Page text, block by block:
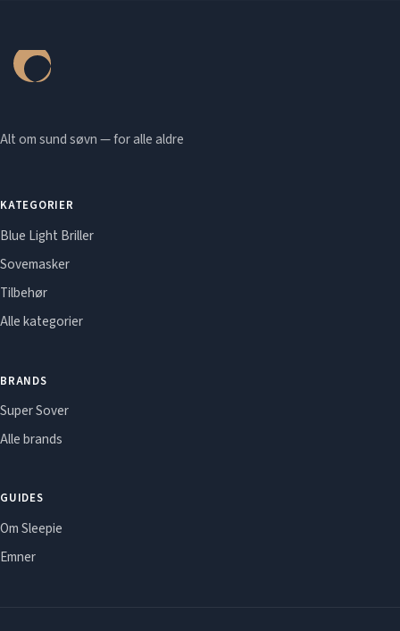
Alt om sund søvn — for alle aldre
KATEGORIER
Blue Light Briller
Sovemasker
Tilbehør
Alle kategorier
BRANDS
Super Sover
Alle brands
GUIDES
Om Sleepie
Emner